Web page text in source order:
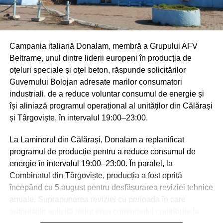
membrilor în viața cooperativelor, a definirii unei viziuni
comune și a adaptării producției la cerințele
creșterea transparenței, eficienței și puterii de negociere
în lanțul valoric .
Pe parcursul evenimentului, participanții au analizat
diferențele structurale dintre România, Spania și Țările de
Jos, evidențiindu-se faptul că succesul modelelor
europene se bazează pe cooperare reală între
inovare și digitalizare, dezvoltarea unor mecanisme
eficiente de acces la piață, profesionalizarea
managementului cooperativelor.
S-a subliniat că, deși aceste modele nu pot fi replicate
integral, principiile și mecanismele care stau la baza lor
primele locuri la etapa județeană a Olimpiadei Naționale
de Religie și a Olimpiadei Naționale Interdisciplinare
„Cultură și spiritualitate românească”, împreună cu
RECLAMA
Campania italiană Donalam, membră a Grupului AFV
Beltrame, unul dintre liderii europeni în producția de
oțeluri speciale și oțel beton, răspunde solicitărilor
Guvernului Bolojan adresate marilor consumatori
industriali, de a reduce voluntar consumul de energie și
își aliniază programul operațional al unităților din Călărași
și Târgoviște, în intervalul 19:00–23:00.
La Laminorul din Călărași, Donalam a replanificat
programul de producție pentru a reduce consumul de
energie în intervalul 19:00–23:00. În paralel, la
Combinatul din Târgoviște, producția a fost oprită
începând cu 5 august pentru desfășurarea reviziei tehnice
anuale. Suprapunerea reviziei cu perioada în care